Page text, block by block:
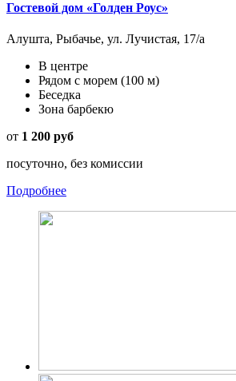
Гостевой дом «Голден Роус»
Алушта, Рыбачье, ул. Лучистая, 17/а
В центре
Рядом с морем (100 м)
Беседка
Зона барбекю
от 1 200 руб
посуточно, без комиссии
Подробнее